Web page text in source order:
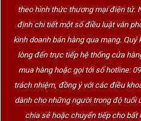
theo hình thức thương mại điện tử.
định chi tiết một số điều luật văn
kinh doanh bán hàng qua mạng.
lòng đến trực tiếp hệ thống cửa
mua hàng hoặc gọi tới số hotline:
trách nhiệm, đồng ý với các điều
dành cho những người trong độ tuổi
chia sẻ hoặc chuyển tiếp cho bất